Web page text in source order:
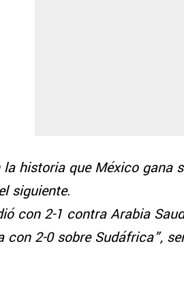
la historia que México
siguiente.
con 2-1 contra Arabia
con 2-0 sobre Sudáfrica”,